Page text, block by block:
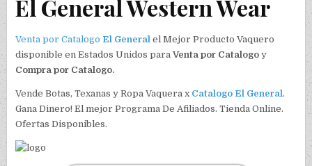
El General Western Wear
Venta por Catalogo El General el Mejor Producto Vaquero
disponible en Estados Unidos paraVenta por Catalogo y
Compra por Catalogo.
Vende Botas, Texanas y Ropa Vaquera x Catalogo El General.
Gana Dinero! El mejor Programa De Afiliados. Tienda Online.
Ofertas Disponibles.